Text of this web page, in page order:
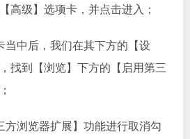
高级】选项卡，并点击进入；
当中后，我们在其下方的【设
找到【浏览】下方的【启用第三
方浏览器扩展】功能进行取消勾